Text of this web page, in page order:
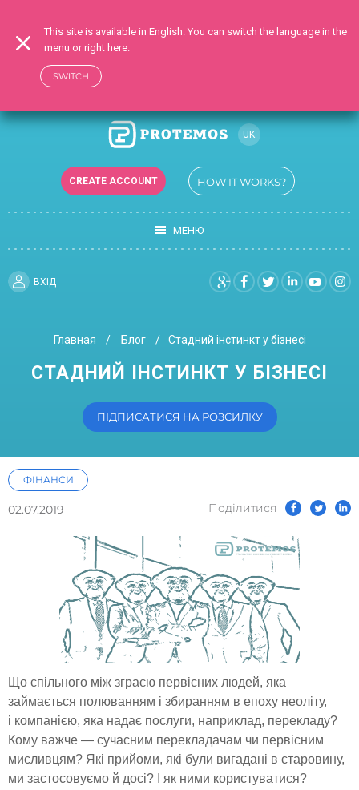
UK
EN
CREATE ACCOUNT HOW IT WORKS?
МЕНЮ
ВХIД
Главная Блог Стадний інстинкт у бізнесі
СТАДНИЙ ІНСТИНКТ У БІЗНЕСІ
ПІДПИСАТИСЯ НА РОЗСИЛКУ
ФІНАНСИ
02.07.2019 Подiлитися
Що спільного між зграєю первісних людей, яка
займається полюванням і збиранням в епоху неоліту,
і компанією, яка надає послуги, наприклад, перекладу?
Кому важче — сучасним перекладачам чи первісним
мисливцям? Які прийоми, які були вигадані в старовину,
ми застосовуємо й досі? І як ними користуватися?
This site is available in English. You can switch the language in the
menu or right here.
SWITCH